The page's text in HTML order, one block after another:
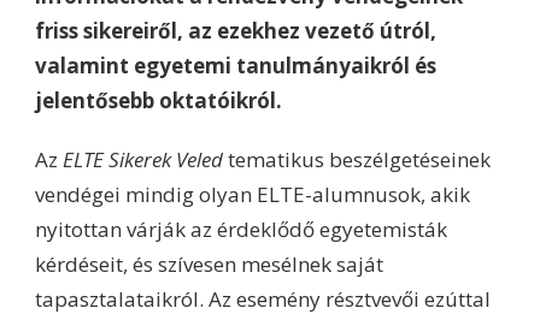
friss sikereiről, az ezekhez vezető útról,
valamint egyetemi tanulmányaikról és
jelentősebb oktatóikról.
Az ELTE Sikerek Veledtematikus beszélgetéseinek
vendégei mindig olyan ELTE-alumnusok, akik
nyitottan várják az érdeklődő egyetemisták
kérdéseit, és szívesen mesélnek saját
tapasztalataikról. Az esemény résztvevői ezúttal